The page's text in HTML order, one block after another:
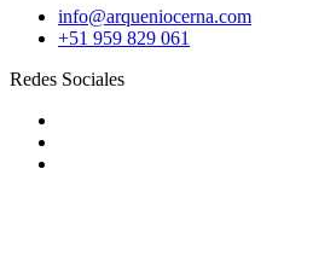
info@arqueniocerna.com
+51 959 829 061
Redes Sociales